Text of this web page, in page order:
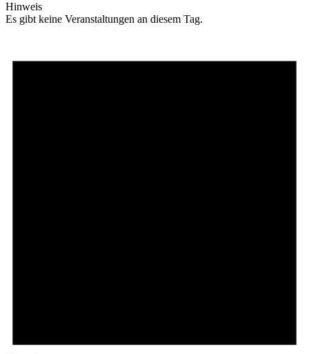
Hinweis
Es gibt keine Veranstaltungen an diesem Tag.